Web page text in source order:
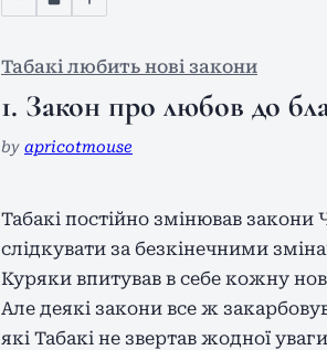
Табакі любить нові закони
1. Закон про любов до
by apricotmouse
Табакі постійно змінював закони
слідкувати за безкінечними
Куряки впитував в себе кожну
Але деякі закони все ж
які Табакі не звертав жодної